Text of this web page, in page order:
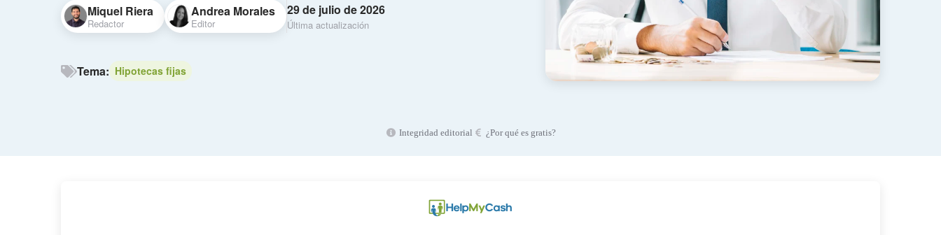
Miquel Riera
Redactor
Andrea Morales
Editor
29 de julio de 2026
Última actualización
Tema: Hipotecas fijas
Integridad editorial ¿Por qué es gratis?